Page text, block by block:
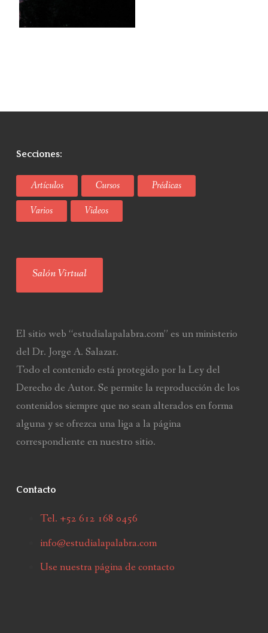
Secciones:
Artículos Cursos
Prédicas
Varios
Videos
Salón Virtual
El sitio web “estudialapalabra.com” es un ministerio
del Dr. Jorge A. Salazar.
Todo el contenido está protegido por la Ley del
Derecho de Autor. Se permite la reproducción de los
contenidos siempre que no sean alterados en forma
alguna y se ofrezca una liga a la página
correspondiente en nuestro sitio.
Contacto
Tel. +52 612 168 0456
info@estudialapalabra.com
Use nuestra página de contacto